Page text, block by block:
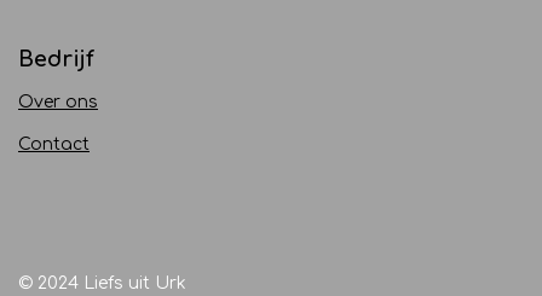
Bedrijf
Over ons
Contact
© 2024 Liefs uit Urk